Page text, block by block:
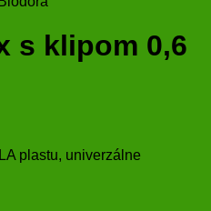
s klipom 0,6
plastu, univerzálne